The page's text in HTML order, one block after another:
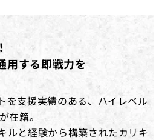
用する即戦力を
を支援実績のある、ハイレベル
在籍。
ルと経験から構築されたカリキ